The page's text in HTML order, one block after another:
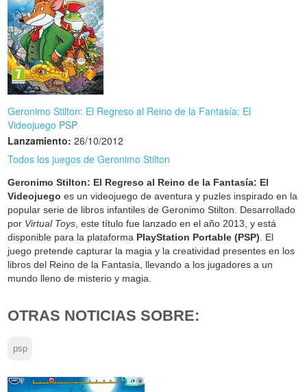
Geronimo Stilton: El Regreso al Reino de la Fantasía: El
Videojuego PSP
Lanzamiento: 26/10/2012
Todos los juegos de Geronimo Stilton
Geronimo Stilton: El Regreso al Reino de la Fantasía: El
Videojuego es un videojuego de aventura y puzles inspirado en la
popular serie de libros infantiles de Geronimo Stilton. Desarrollado
por Virtual Toys , este título fue lanzado en el año 2013, y está
disponible para la plataforma PlayStation Portable (PSP) . El
juego pretende capturar la magia y la creatividad presentes en los
libros del Reino de la Fantasía, llevando a los jugadores a un
mundo lleno de misterio y magia.
OTRAS NOTICIAS SOBRE:
psp